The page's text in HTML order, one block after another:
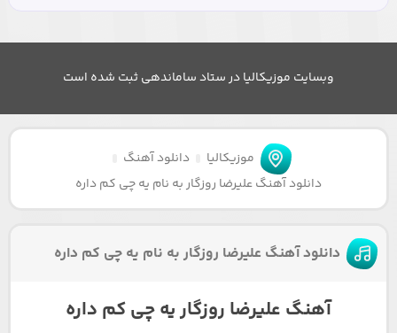
وبسایت موزیکالیا در ستاد ساماندهی ثبت شده است
موزیکالیا
دانلود آهنگ
دانلود آهنگ علیرضا روزگار به نام یه چی کم داره
دانلود آهنگ علیرضا روزگار به نام یه چی کم داره
آهنگ علیرضا روزگار یه چی کم داره